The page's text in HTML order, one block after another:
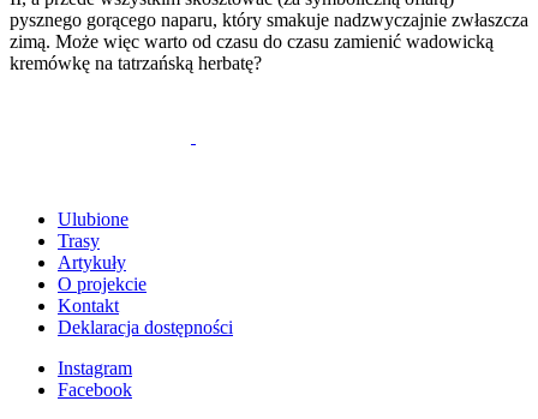
pysznego gorącego naparu, który smakuje nadzwyczajnie zwłaszcza
zimą. Może więc warto od czasu do czasu zamienić wadowicką
kremówkę na tatrzańską herbatę?
Ulubione
Trasy
Artykuły
O projekcie
Kontakt
Deklaracja dostępności
Instagram
Facebook